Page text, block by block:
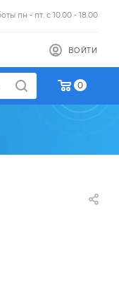
пн - пт. с 10.00 - 18.00
ВОЙТИ
0